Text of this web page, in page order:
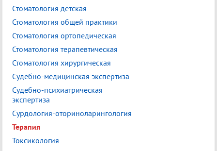
Стоматология детская
Стоматология общей практики
Стоматология ортопедическая
Стоматология терапевтическая
Стоматология хирургическая
Судебно-медицинская экспертиза
Судебно-психиатрическая
экспертиза
Сурдология-оториноларингология
Терапия
Токсикология